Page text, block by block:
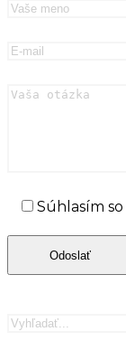
Súhlasím so